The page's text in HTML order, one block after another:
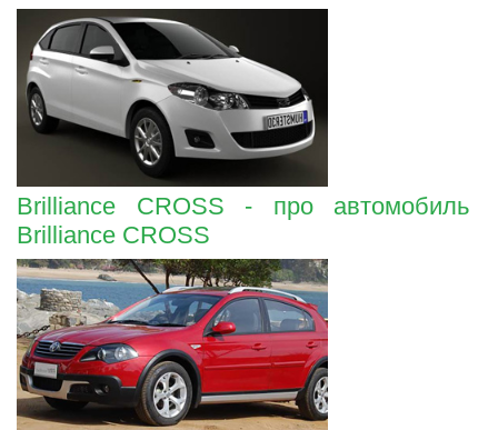
Brilliance CROSS - про автомобиль
Brilliance CROSS